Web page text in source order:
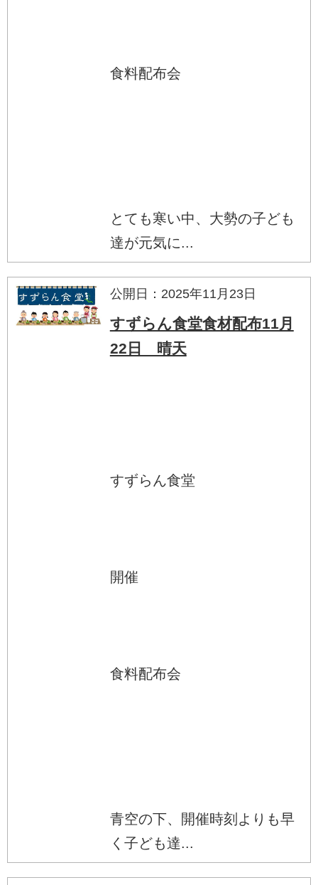
食料配布会
とても寒い中、大勢の子ども
達が元気に...
公開日：2025年11月23日
すずらん食堂食材配布11月
22日 晴天
すずらん食堂
開催
食料配布会
青空の下、開催時刻よりも早
く子ども達...